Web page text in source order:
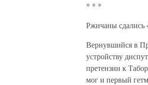
* * *
Ржичаны сдались
Вернувшийся в
устройству
претензии к
мог и первый